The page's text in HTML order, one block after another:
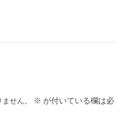
せん。 ※ が付いている欄は必